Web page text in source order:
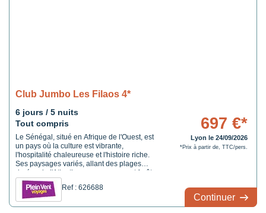
Club Jumbo Les Filaos 4*
6 jours / 5 nuits
Tout compris
Le Sénégal, situé en Afrique de l'Ouest, est
un pays où la culture est vibrante,
l'hospitalité chaleureuse et l'histoire riche.
Ses paysages variés, allant des plages
dorées de l'Atlantique aux savanes et forêts
du sud, offrent un véritable panorama
naturel. Dakar, la capitale, est un carrefour
animé où la musique, la danse et la cuisine
se ...
Ref : 626688
697 €*
Lyon le 24/09/2026
*Prix à partir de, TTC/pers.
Continuer